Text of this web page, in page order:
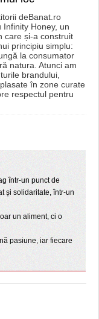
deBanat.ro
Honey, un
care și-a construit
principiu simplu:
la consumator
natura. Atunci am
brandului,
în zone curate
respectul pentru
într-un punct de
și solidaritate, într-un
un aliment, ci o
pasiune, iar fiecare